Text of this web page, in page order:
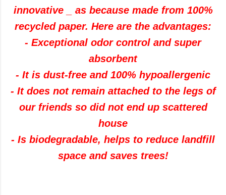
innovative _ as because made from 100%
recycled paper. Here are the advantages:
- Exceptional odor control and super
absorbent
- It is dust-free and 100% hypoallergenic
- It does not remain attached to the legs of
our friends so did not end up scattered
house
- Is biodegradable, helps to reduce landfill
space and saves trees!